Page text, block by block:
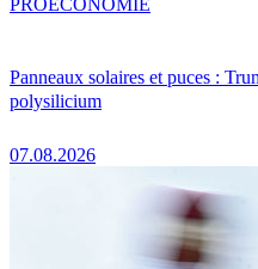
Panneaux solaires et puces :
polysilicium
07.08.2026
PROÉCONOMIE